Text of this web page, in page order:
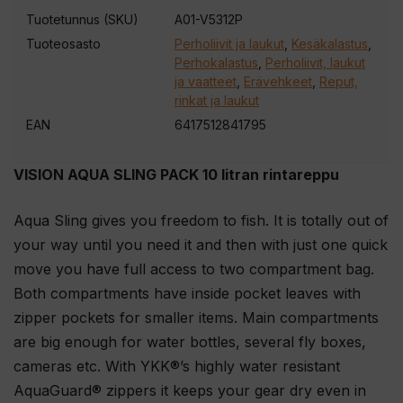
e
l
t
t
y
ä
VISION AQUA SLING PACK 10 litran rintareppu
Aqua Sling gives you freedom to fish. It is totally out of
your way until you need it and then with just one quick
move you have full access to two compartment bag.
Both compartments have inside pocket leaves with
zipper pockets for smaller items. Main compartments
are big enough for water bottles, several fly boxes,
cameras etc. With YKK®’s highly water resistant
AquaGuard® zippers it keeps your gear dry even in
Tuotetunnus (SKU)
A01-V5312P
Tuoteosasto
Perholiivit ja laukut Kesäkalastus
Perhokalastus Perholiivit, laukut
ja vaatteet Erävehkeet Reput,
rinkat ja laukut
EAN
6417512841795